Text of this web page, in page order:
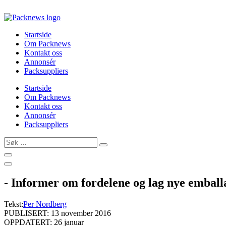
to
Startside
Om Packnews
Kontakt oss
Annonsér
Packsuppliers
Startside
Om Packnews
Kontakt oss
Annonsér
Packsuppliers
Søk
…
- Informer om fordelene og lag nye
Tekst:Per Nordberg
PUBLISERT: 13 november 2016
OPPDATERT: 26 januar